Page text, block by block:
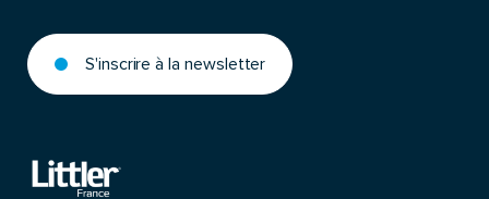
S'inscrire à la newsletter